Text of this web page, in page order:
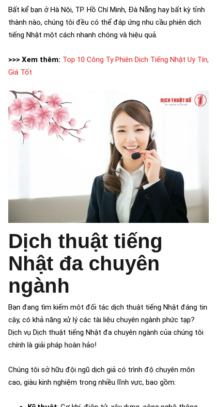
Bất kể bạn ở Hà Nội, TP. Hồ Chí Minh, Đà Nẵng hay bất kỳ tỉnh
thành nào, chúng tôi đều có thể đáp ứng nhu cầu phiên dịch
tiếng Nhật một cách nhanh chóng và hiệu quả.
>>> Xem thêm: Top 10 Công Ty Phiên Dịch Tiếng Nhật Uy Tín,
Giá Tốt
Dịch thuật tiếng
Nhật đa chuyên
ngành
Bạn đang tìm kiếm một đối tác dịch thuật tiếng Nhật đáng tin
cậy, có khả năng xử lý các tài liệu chuyên ngành phức tạp?
Dịch vụ Dịch thuật tiếng Nhật đa chuyên ngành của chúng tôi
chính là giải pháp hoàn hảo!
Chúng tôi sở hữu đội ngũ dịch giả có trình độ chuyên môn
cao, giàu kinh nghiệm trong nhiều lĩnh vực, bao gồm: